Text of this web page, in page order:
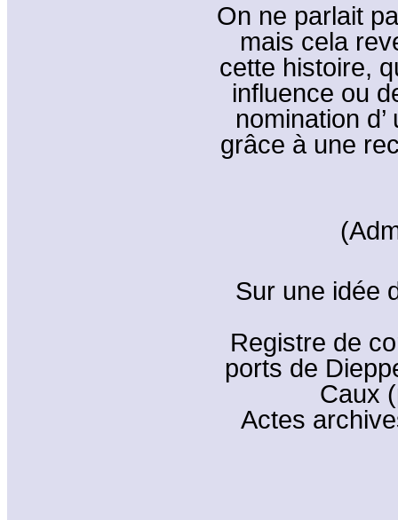
On ne parlait
mais cela
cette histoire,
influence ou
nomination
grâce à une
Sur une idée
Registre de
ports de
Caux
Actes